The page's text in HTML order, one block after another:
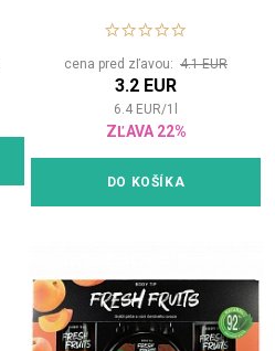
cena pred zľavou: 4.1 EUR
3.2 EUR
6.4 EUR/1
ZĽAVA 22%
DO KOŠÍKA